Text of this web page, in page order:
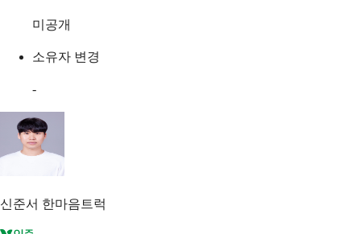
미공개
소유자 변경
-
신준서 한마음트럭